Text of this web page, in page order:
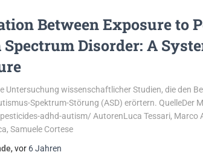
Between Exposure to
Disorder: A
Untersuchung wissenschaftlicher Studien, die den
Spektrum-Störung (ASD) erörtern. QuelleDer
adhd-autism/ AutorenLuca Tessari, Marco
Samuele Cortese
, vor 6 Jahren